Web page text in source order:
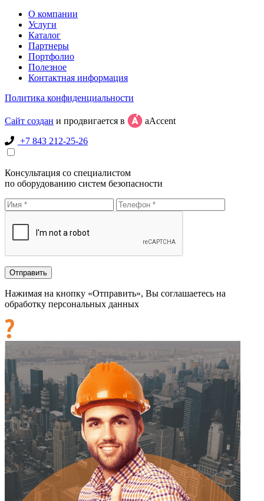
О компании
Услуги
Каталог
Партнеры
Портфолио
Полезное
Контактная информация
Политика конфиденциальности
Сайт создан и продвигается в
aAccent
+7 843 212-25-26
Консультация со специалистом
по оборудованию систем безопасности
Нажимая на кнопку «Отправить», Вы соглашаетесь на
обработку персональных данных